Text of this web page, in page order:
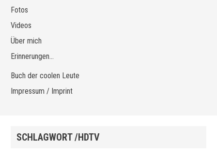
Fotos
Videos
Über mich
Erinnerungen…
Buch der coolen Leute
Impressum / Imprint
SCHLAGWORT /HDTV